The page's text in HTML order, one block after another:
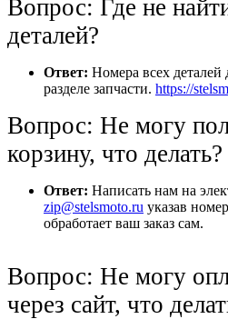
Вопрос: Где не
деталей?
Ответ: Номера всех
разделе запчасти. https://
Вопрос: Не могу
корзину, что делать?
Ответ: Написать нам на
zip@stelsmoto.ru указав
обработает ваш заказ сам.
Вопрос: Не могу
через сайт, что